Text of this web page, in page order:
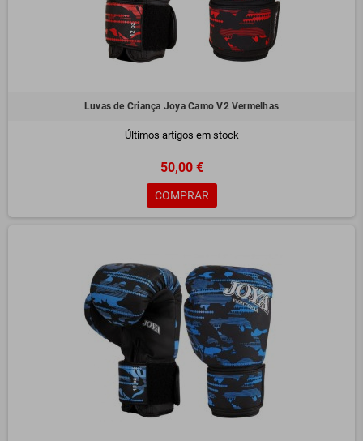
Luvas de Criança Joya Camo V2 Vermelhas
Últimos artigos em stock
50,00 €
COMPRAR